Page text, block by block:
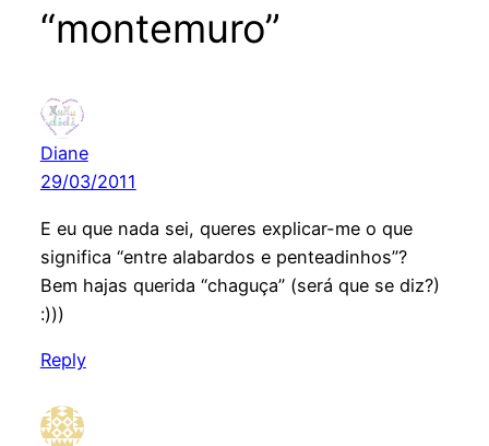
“montemuro”
Diane
29/03/2011
E eu que nada sei, queres explicar-me o que
significa “entre alabardos e penteadinhos”?
Bem hajas querida “chaguça” (será que se diz?)
:)))
Reply